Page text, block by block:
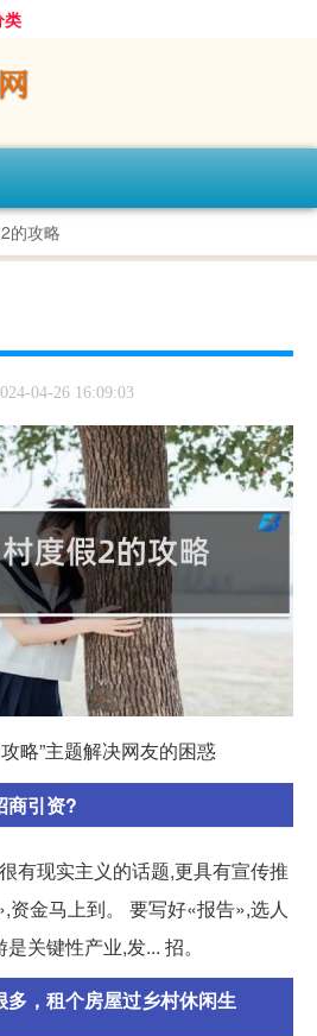
类
的攻略
04-26 16:09:03
略”主题解决网友的困惑
商引资?
有现实主义的话题,更具有宣传推
资金马上到。 要写好«报告»,选人
关键性产业,发... 招。
多，租个房屋过乡村休闲生